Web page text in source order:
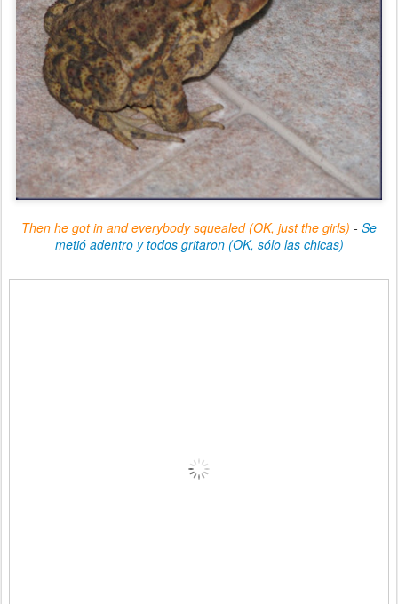
Then he got in and everybody squealed (OK, just the girls) - Se
metió adentro y todos gritaron (OK, sólo las chicas)